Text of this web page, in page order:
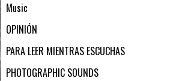
Music
OPINIÓN
PARA LEER MIENTRAS ESCUCHAS
PHOTOGRAPHIC SOUNDS